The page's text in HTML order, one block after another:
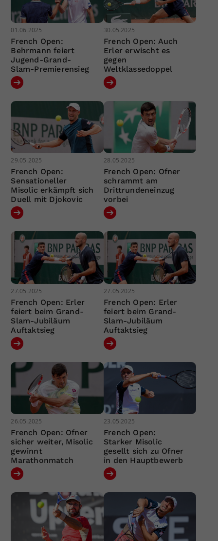
01.06.2025
French Open:
Behrmann feiert
Jugend-Grand-
Slam-Premierensieg
30.05.2025
French Open: Auch
Erler erwischt es
gegen
Weltklassedoppel
29.05.2025
French Open:
Sensationeller
Misolic erkämpft sich
Duell mit Djokovic
28.05.2025
French Open: Ofner
schrammt am
Drittrundeneinzug
vorbei
27.05.2025
French Open: Erler
feiert beim Grand-
Slam-Jubiläum
Auftaktsieg
27.05.2025
French Open: Erler
feiert beim Grand-
Slam-Jubiläum
Auftaktsieg
26.05.2025
French Open: Ofner
sicher weiter, Misolic
gewinnt
Marathonmatch
23.05.2025
French Open:
Starker Misolic
gesellt sich zu Ofner
in den Hauptbewerb